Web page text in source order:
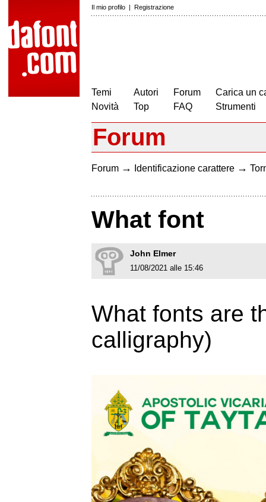
Il mio profilo | Registrazione
Temi
Novità
Autori
Top
Forum
FAQ
Carica un
Strumenti
Forum
Forum → Identificazione carattere →
What font
John Elmer
11/08/2021 alle 15:46
What fonts are
calligraphy)